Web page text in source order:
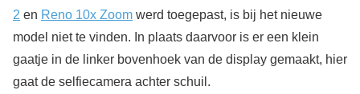
2 en Reno 10x Zoom werd toegepast, is bij het nieuwe
model niet te vinden. In plaats daarvoor is er een klein
gaatje in de linker bovenhoek van de display gemaakt, hier
gaat de selfiecamera achter schuil.